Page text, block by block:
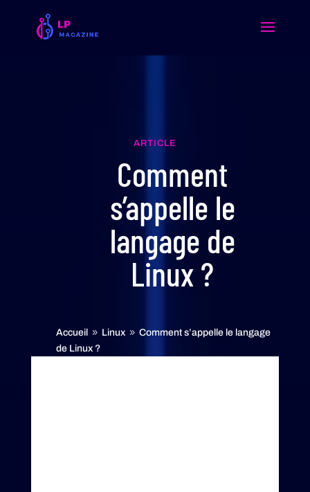
ARTICLE
Comment
s’appelle le
langage de
Linux ?
Accueil 9 Linux 9 Comment s’appelle le langage
de Linux ?